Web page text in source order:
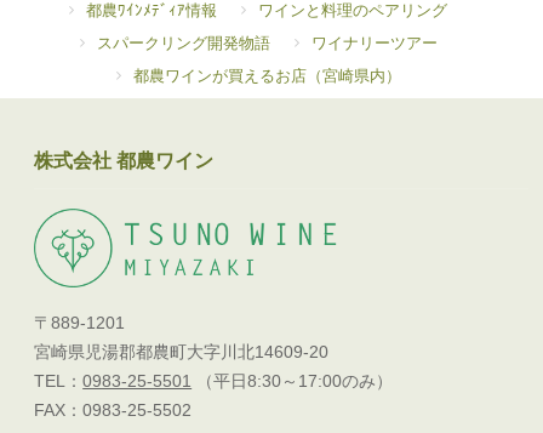
都農ﾜｲﾝﾒﾃﾞｨｱ情報
ワインと料理のペアリング
スパークリング開発物語
ワイナリーツアー
都農ワインが買えるお店（宮崎県内）
株式会社 都農ワイン
〒889-1201
宮崎県児湯郡都農町大字川北14609-20
TEL：0983-25-5501
（平日8:30～17:00のみ）
FAX：0983-25-5502